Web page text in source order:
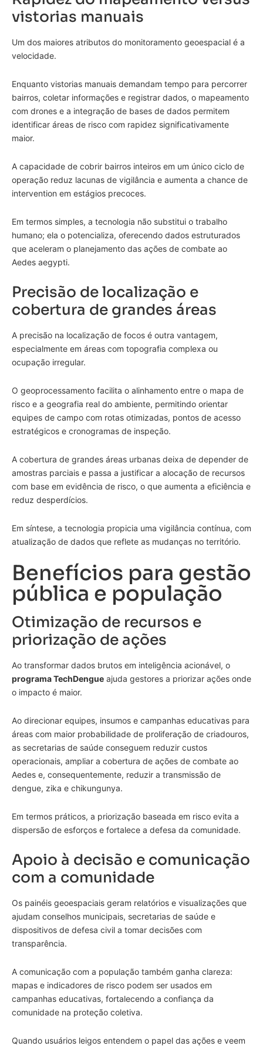
vistorias manuais
Um dos maiores atributos do monitoramento geoespacial é a
velocidade.
Enquanto vistorias manuais demandam tempo para percorrer
bairros, coletar informações e registrar dados, o mapeamento
com drones e a integração de bases de dados permitem
identificar áreas de risco com rapidez significativamente
maior.
A capacidade de cobrir bairros inteiros em um único ciclo de
operação reduz lacunas de vigilância e aumenta a chance de
intervention em estágios precoces.
Em termos simples, a tecnologia não substitui o trabalho
humano; ela o potencializa, oferecendo dados estruturados
que aceleram o planejamento das ações de combate ao
Aedes aegypti.
Precisão de localização e
cobertura de grandes áreas
A precisão na localização de focos é outra vantagem,
especialmente em áreas com topografia complexa ou
ocupação irregular.
O geoprocessamento facilita o alinhamento entre o mapa de
risco e a geografia real do ambiente, permitindo orientar
equipes de campo com rotas otimizadas, pontos de acesso
estratégicos e cronogramas de inspeção.
A cobertura de grandes áreas urbanas deixa de depender de
amostras parciais e passa a justificar a alocação de recursos
com base em evidência de risco, o que aumenta a eficiência e
reduz desperdícios.
Em síntese, a tecnologia propicia uma vigilância contínua, com
atualização de dados que reflete as mudanças no território.
Benefícios para gestão
pública e população
Otimização de recursos e
priorização de ações
Ao transformar dados brutos em inteligência acionável, o
programa TechDengue ajuda gestores a priorizar ações onde
o impacto é maior.
Ao direcionar equipes, insumos e campanhas educativas para
áreas com maior probabilidade de proliferação de criadouros,
as secretarias de saúde conseguem reduzir custos
operacionais, ampliar a cobertura de ações de combate ao
Aedes e, consequentemente, reduzir a transmissão de
dengue, zika e chikungunya.
Em termos práticos, a priorização baseada em risco evita a
dispersão de esforços e fortalece a defesa da comunidade.
Apoio à decisão e comunicação
com a comunidade
Os painéis geoespaciais geram relatórios e visualizações que
ajudam conselhos municipais, secretarias de saúde e
dispositivos de defesa civil a tomar decisões com
transparência.
A comunicação com a população também ganha clareza:
mapas e indicadores de risco podem ser usados em
campanhas educativas, fortalecendo a confiança da
comunidade na proteção coletiva.
Quando usuários leigos entendem o papel das ações e veem